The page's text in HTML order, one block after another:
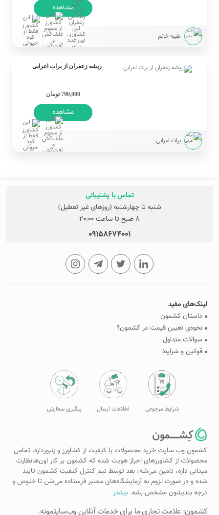
مشاهده
طیبه خانم
ریشه زعفران از برات اعرابی
790,000 تومان
مشاهده
برات اعرابی
تماس با پشتیبانی
شنبه تا چهارشنبه (روزهای غیر تعطیل)
8 صبح تا ساعت 20:00
09158674001
کشمون وب سایت خرید محصولات با کیفیت از کشاورز و زنبورداره. تمامی
محصولات از کشاورزهای احراز هویت شده که کشمون بر کار اون‌هانظارت
میدانی داره، تامین می‌شه، بعد توسط تیم کنترل کیفیت کشمون تایید
شده و در صورت لزوم به آزمایشگاه‌های معتبر فرستاده می‌شن تا خلوص و
درجه بندیشون مشخص بشه. بیشتر
لینک‌های مفید
داستان کشمون
نحوه‌ی تعیین قیمت در کشمون؟
سوالات متداول
قوانین و شرایط
شرایط مرجوعی اطلاعات ارسال پیگیری سفارش
کشمون: علامت تجاری ما برای خدمات آنلاین وب‌سایتمونه.